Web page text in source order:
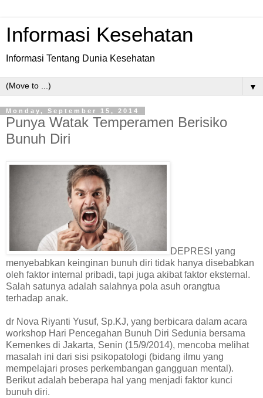
Informasi Kesehatan
Informasi Tentang Dunia Kesehatan
▼
Monday, September 15, 2014
Punya Watak Temperamen Berisiko
Bunuh Diri
DEPRESI yang
menyebabkan keinginan bunuh diri tidak hanya disebabkan
oleh faktor internal pribadi, tapi juga akibat faktor eksternal.
Salah satunya adalah salahnya pola asuh orangtua
terhadap anak.
dr Nova Riyanti Yusuf, Sp.KJ, yang berbicara dalam acara
workshop Hari Pencegahan Bunuh Diri Sedunia bersama
Kemenkes di Jakarta, Senin (15/9/2014), mencoba melihat
masalah ini dari sisi psikopatologi (bidang ilmu yang
mempelajari proses perkembangan gangguan mental).
Berikut adalah beberapa hal yang menjadi faktor kunci
bunuh diri.